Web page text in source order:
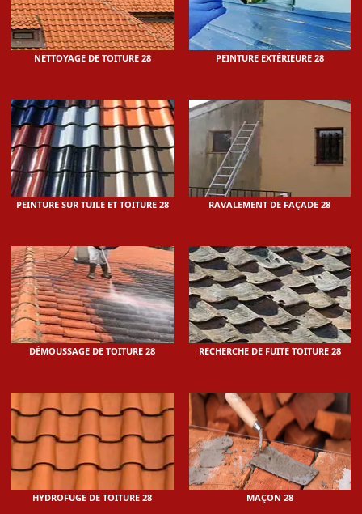
NETTOYAGE DE TOITURE 28 PEINTURE EXTÉRIEURE 28
PEINTURE SUR TUILE ET TOITURE 28 RAVALEMENT DE FAÇADE 28
DÉMOUSSAGE DE TOITURE 28 RECHERCHE DE FUITE TOITURE 28
HYDROFUGE DE TOITURE 28 MAÇON 28